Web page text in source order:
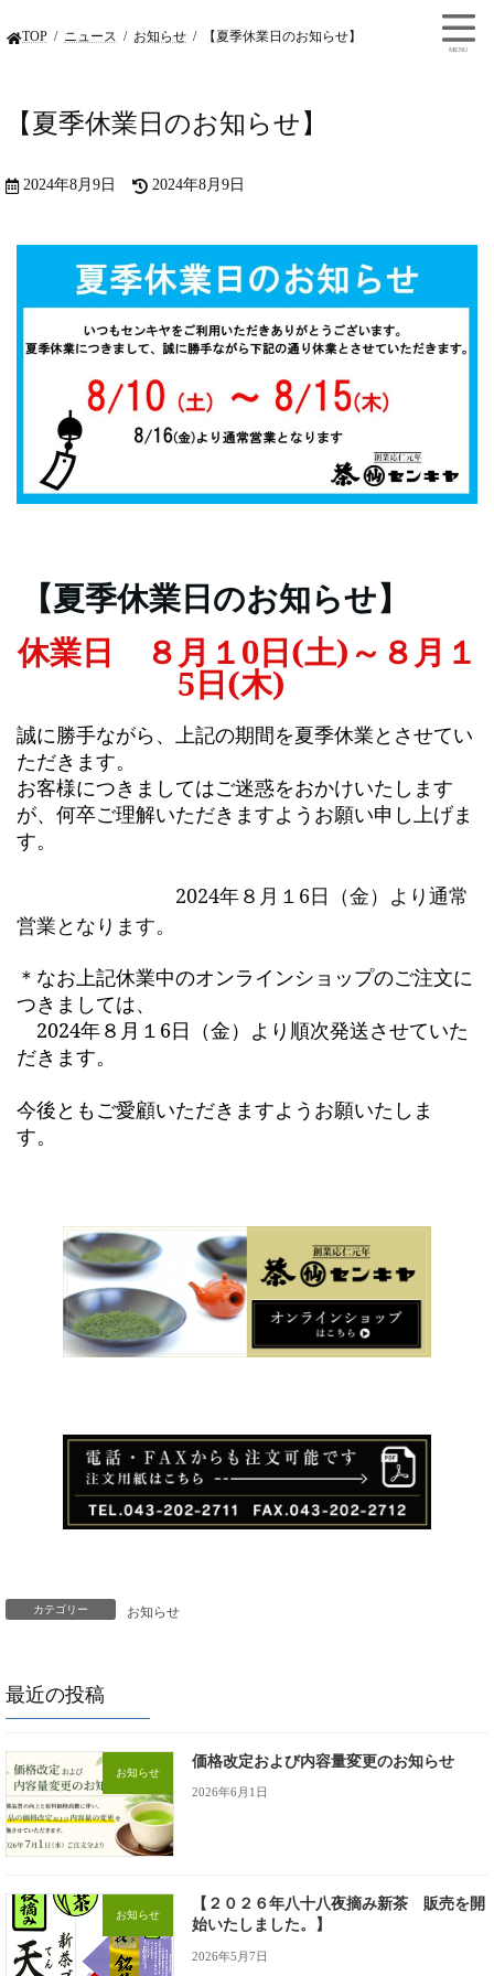
TOP ニュース お知らせ 【夏季休業日のお知らせ】
【夏季休業日のお知らせ】
2024年8月9日 2024年8月9日
【夏季休業日のお知らせ】
休業日 ８月１0日(土)～８月１
5日(木)
誠に勝手ながら、上記の期間を夏季休業とさせてい
ただきます。
お客様につきましてはご迷惑をおかけいたします
が、何卒ご理解いただきますようお願い申し上げま
す。
2024年８月１6日（金）より通常
営業となります。
＊ なお上記休業中のオンラインショップのご注文に
つきましては、
2024年８月１6日（金）より順次発送させていた
だきます。
今後ともご愛顧いただきますようお願いたしま
す。
カテゴリー お知らせ
最近の投稿
お知らせ
価格改定および内容量変更のお知らせ
2026年6月1日
お知らせ
【２０２６年八十八夜摘み新茶 販売を開
始いたしました。】
2026年5月7日